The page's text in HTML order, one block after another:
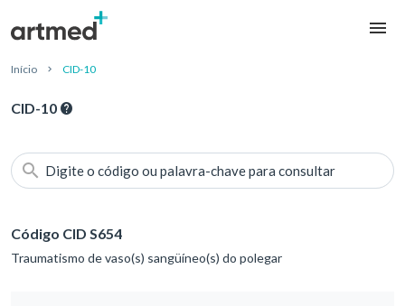
Início CID-10
CID-10
Digite o código ou palavra-chave para consultar
Código CID S654
Traumatismo de vaso(s) sangüíneo(s) do polegar